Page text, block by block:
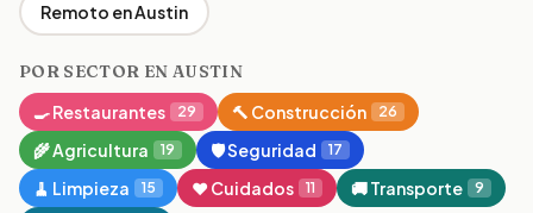
Remoto enAustin
POR SECTOR EN AUSTIN
🍳Restaurantes 29 🔨 Construcción 26
🌾Agricultura 19 🛡️Seguridad 17
🧹 Limpieza 15 ❤️ Cuidados 11 🚚Transporte 9